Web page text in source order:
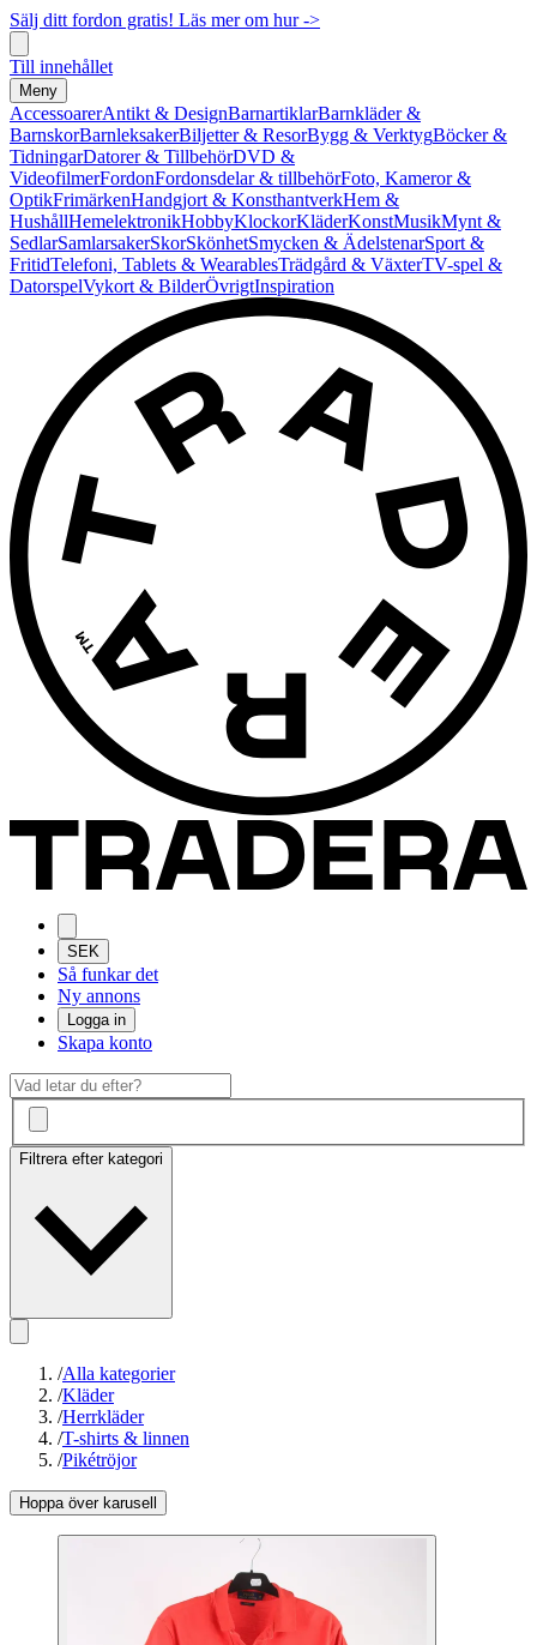
Sälj ditt fordon gratis! Läs mer om hur ->
Till innehållet
Meny
AccessoarerAntikt & DesignBarnartiklarBarnkläder &
BarnskorBarnleksakerBiljetter & ResorBygg & VerktygBöcker &
TidningarDatorer & TillbehörDVD &
VideofilmerFordonFordonsdelar & tillbehörFoto, Kameror &
OptikFrimärkenHandgjort & KonsthantverkHem &
HushållHemelektronikHobbyKlockorKläderKonstMusikMynt &
SedlarSamlarsakerSkorSkönhetSmycken & ÄdelstenarSport &
FritidTelefoni, Tablets & WearablesTrädgård & VäxterTV-spel &
DatorspelVykort & BilderÖvrigtInspiration
SEK
Så funkar det
Ny annons
Logga in
Skapa konto
Filtrera efter kategori
/Alla kategorier
/Kläder
/Herrkläder
/T-shirts & linnen
/Pikétröjor
Hoppa över karusell